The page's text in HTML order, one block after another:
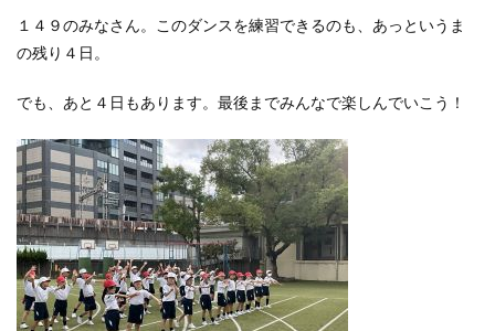
１４９のみなさん。このダンスを練習できるのも、あっというま
の残り４日。
でも、あと４日もあります。最後までみんなで楽しんでいこう！